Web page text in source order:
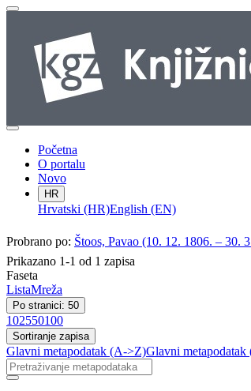
Početna
O portalu
Novo
HR
Hrvatski (HR)English (EN)
Probrano po: Štoos, Pavao (10. 12. 1806. – 30.
Prikazano 1-1 od 1 zapisa
Faseta
ListaMreža
Po stranici: 50
102550100
Sortiranje zapisa
Glavni metapodatak (A->Z)Glavni